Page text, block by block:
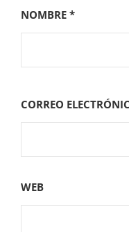
NOMBRE *
CORREO
WEB